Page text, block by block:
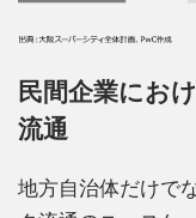
民間企業にお
流通
地方自治体だけで